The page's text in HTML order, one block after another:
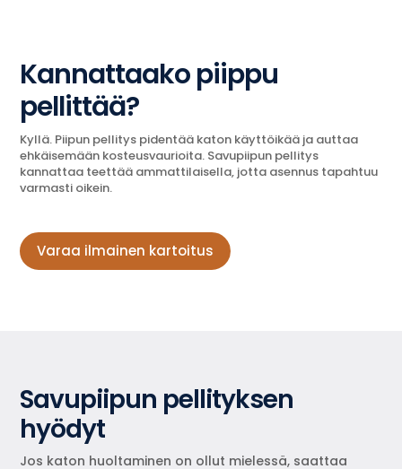
Kannattaako piippu
pellittää?
Kyllä. Piipun pellitys pidentää katon käyttöikää ja auttaa
ehkäisemään kosteusvaurioita. Savupiipun pellitys
kannattaa teettää ammattilaisella, jotta asennus tapahtuu
varmasti oikein.
Varaa ilmainen kartoitus
Savupiipun pellityksen
hyödyt
Jos katon huoltaminen on ollut mielessä, saattaa